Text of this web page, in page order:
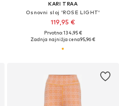
KARI TRAA
Osnovni sloj 'ROSE LIGHT'
119,95 €
Prvotno: 134,95 €
Zadnja najnižja cena95,96 €